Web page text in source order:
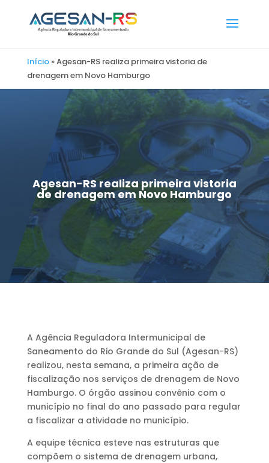
Início»Agesan-RS realiza primeira vistoria de
drenagem em Novo Hamburgo
Agesan-RS realiza primeira vistoria
de drenagem em Novo Hamburgo
A Agência Reguladora Intermunicipal de
Saneamento do Rio Grande do Sul (Agesan-RS)
realizou, nesta semana, a primeira ação de
fiscalização nos serviços de drenagem de Novo
Hamburgo. O órgão assinou convênio com o
município no final do ano passado para regular
a fiscalizar a atividade no município.
A equipe técnica esteve nas estruturas que
compõem o sistema de drenagem urbana,